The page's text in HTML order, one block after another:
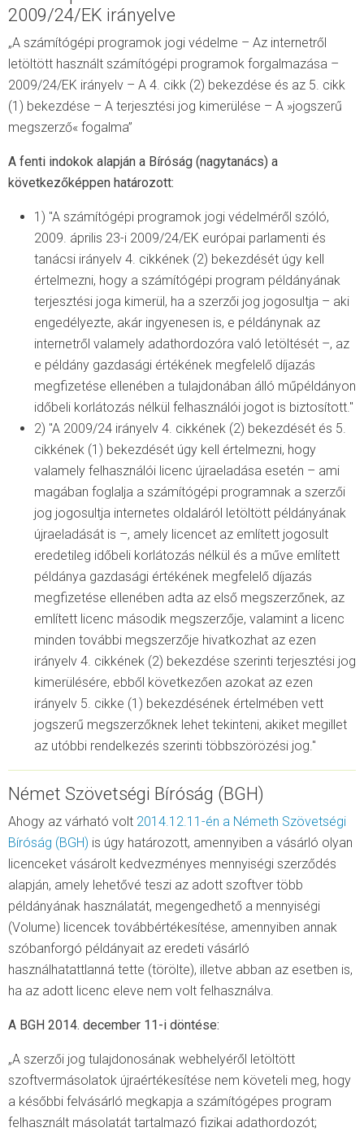
2009/24/EK irányelve
„A számítógépi programok jogi védelme – Az internetről
letöltött használt számítógépi programok forgalmazása –
2009/24/EK irányelv – A 4. cikk (2) bekezdése és az 5. cikk
(1) bekezdése – A terjesztési jog kimerülése – A »jogszerű
megszerző« fogalma”
A fenti indokok alapján a Bíróság (nagytanács) a
következőképpen határozott:
1) "A számítógépi programok jogi védelméről szóló,
2009. április 23-i 2009/24/EK európai parlamenti és
tanácsi irányelv 4. cikkének (2) bekezdését úgy kell
értelmezni, hogy a számítógépi program példányának
terjesztési joga kimerül, ha a szerzői jog jogosultja – aki
engedélyezte, akár ingyenesen is, e példánynak az
internetről valamely adathordozóra való letöltését –, az
e példány gazdasági értékének megfelelő díjazás
megfizetése ellenében a tulajdonában álló műpéldányon
időbeli korlátozás nélkül felhasználói jogot is biztosított."
2) "A 2009/24 irányelv 4. cikkének (2) bekezdését és 5.
cikkének (1) bekezdését úgy kell értelmezni, hogy
valamely felhasználói licenc újraeladása esetén – ami
magában foglalja a számítógépi programnak a szerzői
jog jogosultja internetes oldaláról letöltött példányának
újraeladását is –, amely licencet az említett jogosult
eredetileg időbeli korlátozás nélkül és a műve említett
példánya gazdasági értékének megfelelő díjazás
megfizetése ellenében adta az első megszerzőnek, az
említett licenc második megszerzője, valamint a licenc
minden további megszerzője hivatkozhat az ezen
irányelv 4. cikkének (2) bekezdése szerinti terjesztési jog
kimerülésére, ebből következően azokat az ezen
irányelv 5. cikke (1) bekezdésének értelmében vett
jogszerű megszerzőknek lehet tekinteni, akiket megillet
az utóbbi rendelkezés szerinti többszörözési jog."
Német Szövetségi Bíróság (BGH)
Ahogy az várható volt 2014.12.11-én a Németh Szövetségi
Bíróság (BGH) is úgy határozott, amennyiben a vásárló olyan
licenceket vásárolt kedvezményes mennyiségi szerződés
alapján, amely lehetővé teszi az adott szoftver több
példányának használatát, megengedhető a mennyiségi
(Volume) licencek továbbértékesítése, amennyiben annak
szóbanforgó példányait az eredeti vásárló
használhatattlanná tette (törölte), illetve abban az esetben is,
ha az adott licenc eleve nem volt felhasználva.
A BGH 2014. december 11-i döntése:
„A szerzői jog tulajdonosának webhelyéről letöltött
szoftvermásolatok újraértékesítése nem követeli meg, hogy
a későbbi felvásárló megkapja a számítógépes program
felhasznált másolatát tartalmazó fizikai adathordozót;